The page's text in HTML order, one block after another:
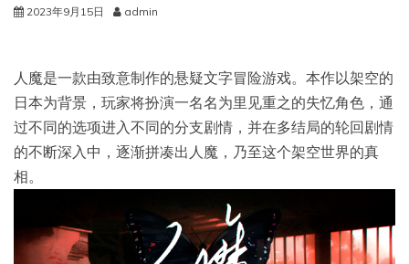
2023年9月15日 admin
人魔是一款由致意制作的悬疑文字冒险游戏。本作以架空的
日本为背景，玩家将扮演一名名为里见重之的失忆角色，通
过不同的选项进入不同的分支剧情，并在多结局的轮回剧情
的不断深入中，逐渐拼凑出人魔，乃至这个架空世界的真
相。